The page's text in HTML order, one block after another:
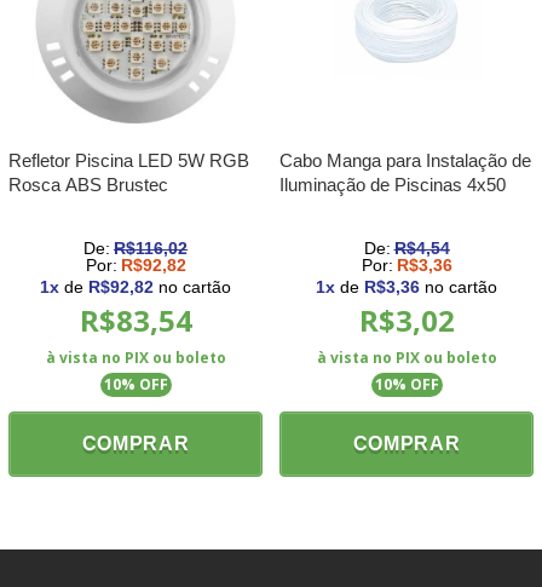
Refletor Piscina LED 5W RGB
Rosca ABS Brustec
De: R$116,02
Por: R$92,82
1x de R$92,82 no cartão
R$83,54
à vista no PIX ou boleto
10% OFF
COMPRAR
Cabo Manga para Instalação de
Iluminação de Piscinas 4x50
De: R$4,54
Por: R$3,36
1x de R$3,36 no cartão
R$3,02
à vista no PIX ou boleto
10% OFF
COMPRAR